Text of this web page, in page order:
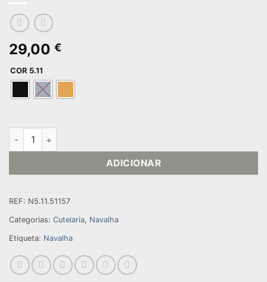
29,00 €
COR 5.11
Quantidade de NAVALHA ÍCARUS DP MINI
ADICIONAR
REF: N5.11.51157
Categorias: Cutelaria, Navalha
Etiqueta: Navalha